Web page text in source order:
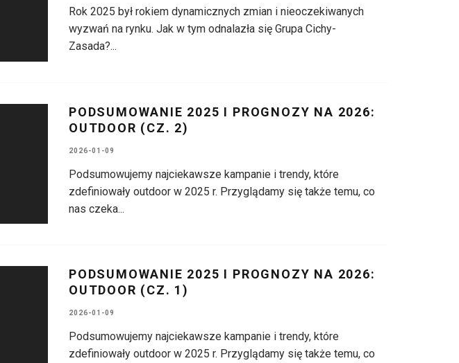
Rok 2025 był rokiem dynamicznych zmian i nieoczekiwanych
wyzwań na rynku. Jak w tym odnalazła się Grupa Cichy-
Zasada?...
PODSUMOWANIE 2025 I PROGNOZY NA 2026:
OUTDOOR (CZ. 2)
2026-01-09
Podsumowujemy najciekawsze kampanie i trendy, które
zdefiniowały outdoor w 2025 r. Przyglądamy się także temu, co
nas czeka...
PODSUMOWANIE 2025 I PROGNOZY NA 2026:
OUTDOOR (CZ. 1)
2026-01-09
Podsumowujemy najciekawsze kampanie i trendy, które
zdefiniowały outdoor w 2025 r. Przyglądamy się także temu, co